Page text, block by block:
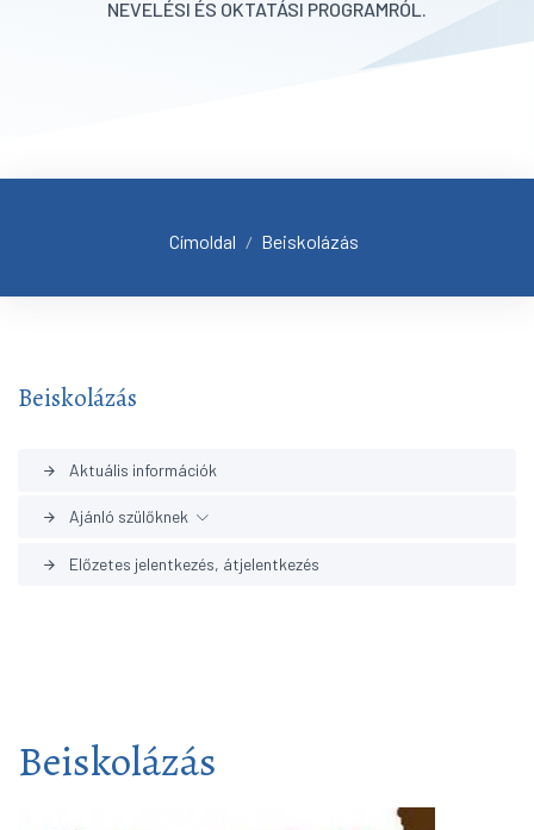
NEVELÉSI ÉS OKTATÁSI PROGRAMRÓL.
Címoldal / Beiskolázás
Beiskolázás
arrow_forward Aktuális információk
arrow_forward Ajánló szülőknek
Aktuális 2025/26
arrow_forward Előzetes jelentkezés, átjelentkezés
Beiskolázás